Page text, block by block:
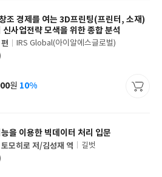
조 경제를 여는 3D프린팅(프린터, 소재)
신사업전략 모색을 위한 종합 분석
IRS Global(아이알에스글로벌)
원 10%
을 이용한 빅데이터 처리 입문
모히로 저/김성재 역
길벗